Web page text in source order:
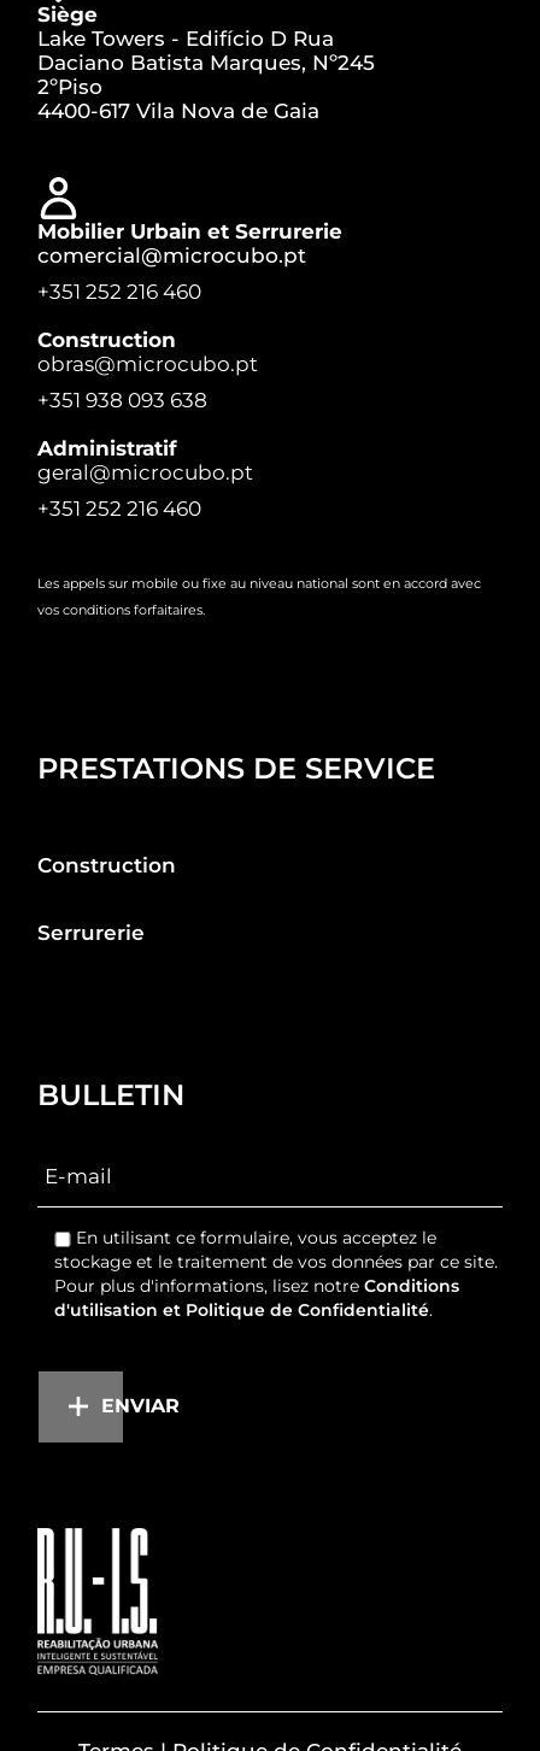
Siège
Lake Towers - Edifício D Rua
Daciano Batista Marques, Nº245
2ºPiso
4400-617 Vila Nova de Gaia
Mobilier Urbain et Serrurerie
comercial@microcubo.pt
+351 252 216 460
Construction
obras@microcubo.pt
+351 938 093 638
Administratif
geral@microcubo.pt
+351 252 216 460
Les appels sur mobile ou fixe au niveau national sont en accord avec
vos conditions forfaitaires.
PRESTATIONS DE SERVICE
Construction
Serrurerie
BULLETIN
En utilisant ce formulaire, vous acceptez le
stockage et le traitement de vos données par ce site.
Pour plus d'informations, lisez notreConditions
d'utilisation et Politique de Confidentialité.
ENVIAR